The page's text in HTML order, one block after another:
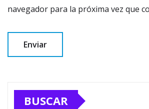
navegador para la próxima vez que
BUSCAR